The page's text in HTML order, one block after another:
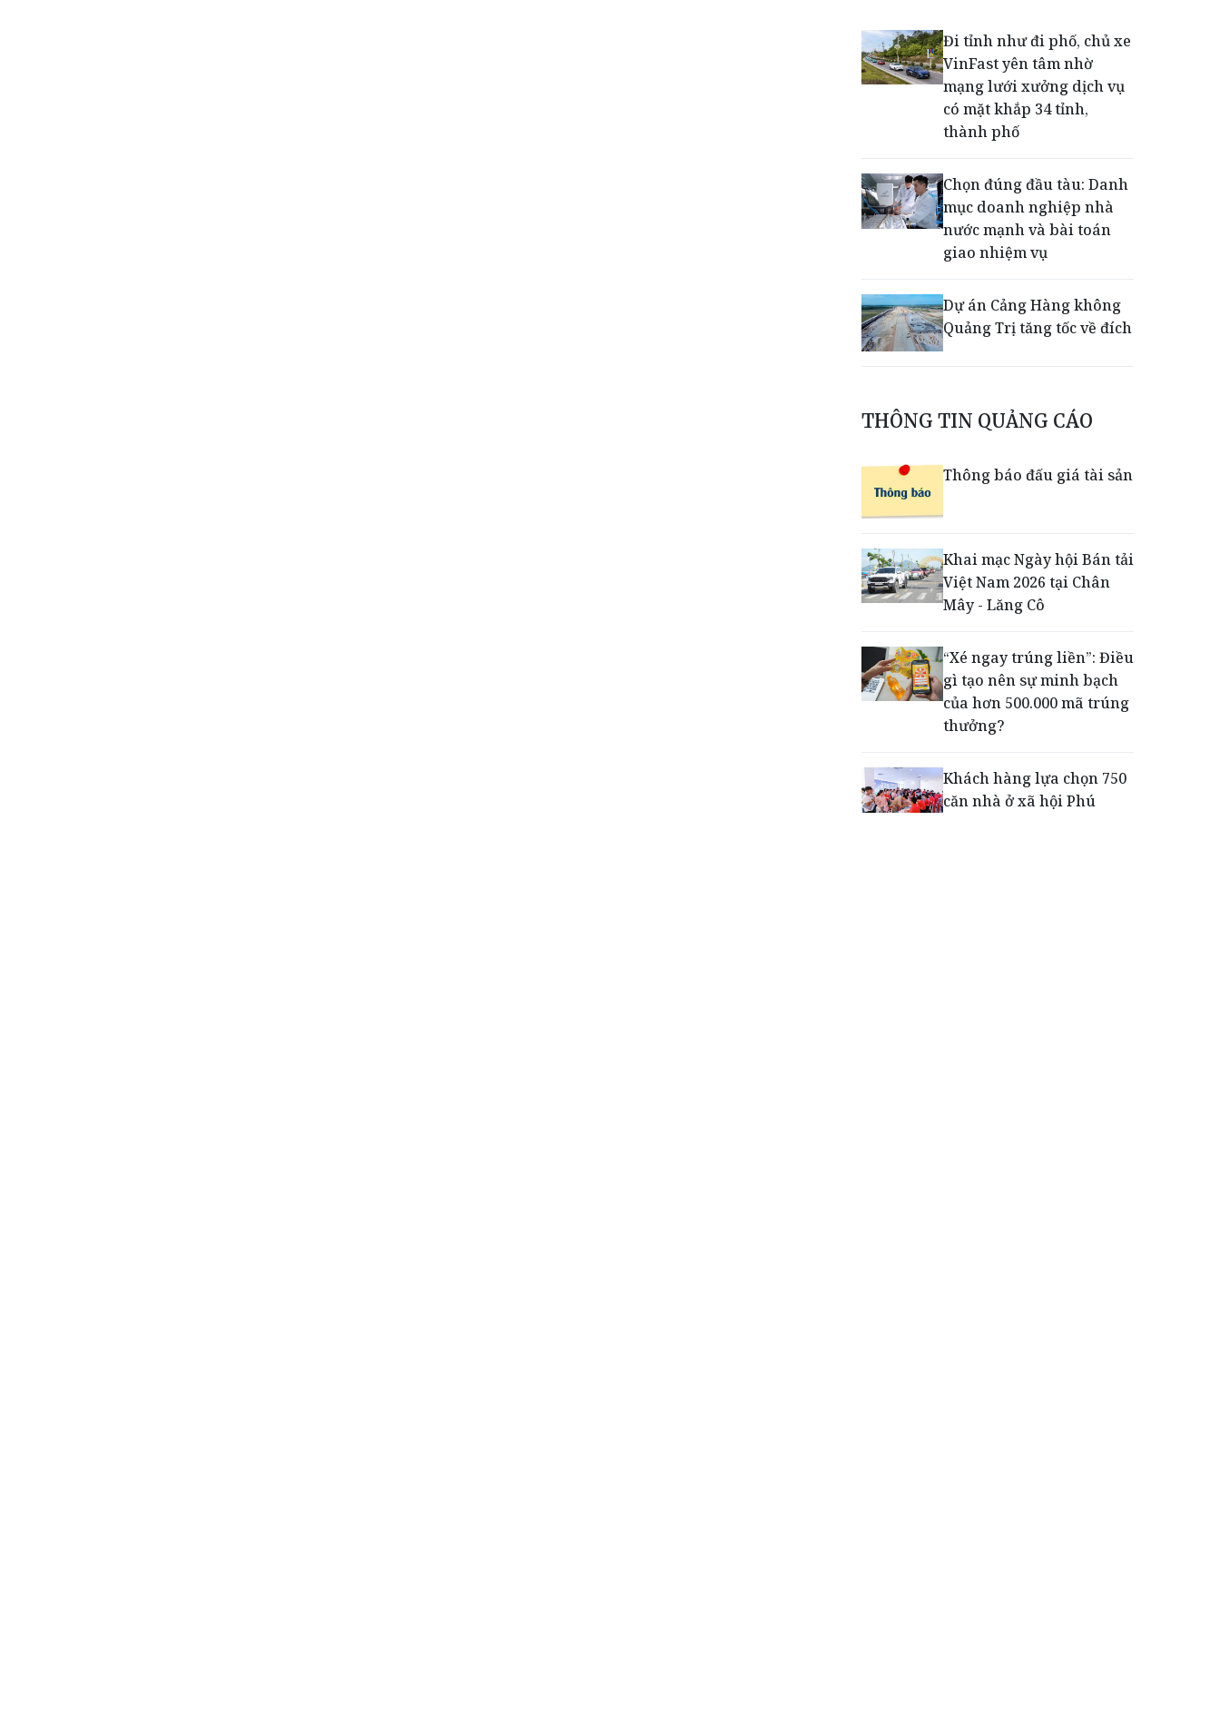
Đi tỉnh như đi phố, chủ xe
VinFast yên tâm nhờ
mạng lưới xưởng dịch vụ
có mặt khắp 34 tỉnh,
thành phố
Chọn đúng đầu tàu: Danh
mục doanh nghiệp nhà
nước mạnh và bài toán
giao nhiệm vụ
Dự án Cảng Hàng không
Quảng Trị tăng tốc về đích
tiêu hóa cho dược sĩ Việt
qua Workshop hợp tác
Pharmalink
Trị - từ an toàn công trình
đến an toàn vùng hạ du
nền tảng, mở lối tương lai
mới
THÔNG TIN QUẢNG CÁO
Thông báo đấu giá tài sản
Khai mạc Ngày hội Bán tải
Việt Nam 2026 tại Chân
Mây - Lăng Cô
“Xé ngay trúng liền”: Điều
gì tạo nên sự minh bạch
của hơn 500.000 mã trúng
thưởng?
Khách hàng lựa chọn 750
căn nhà ở xã hội Phú